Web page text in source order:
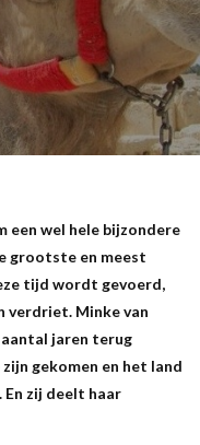
een wel hele bijzondere
grootste en meest
tijd wordt gevoerd,
verdriet. Minke van
jaren terug
gekomen en het land
En zij deelt haar